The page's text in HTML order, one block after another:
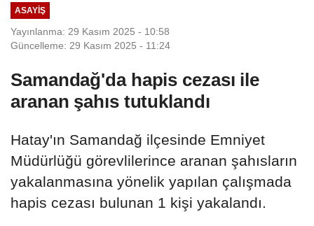
ASAYIŞ
Yayınlanma: 29 Kasım 2025 - 10:58
Güncelleme: 29 Kasım 2025 - 11:24
Samandağ'da hapis cezası ile
aranan şahıs tutuklandı
Hatay'ın Samandağ ilçesinde Emniyet
Müdürlüğü görevlilerince aranan şahısların
yakalanmasına yönelik yapılan çalışmada
hapis cezası bulunan 1 kişi yakalandı.